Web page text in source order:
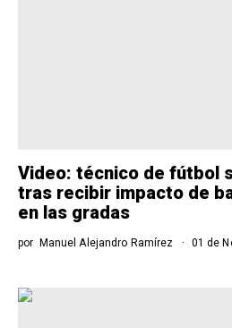
Video: técnico de fútbol
tras recibir impacto de
en las gradas
por Manuel Alejandro Ramírez 01 de